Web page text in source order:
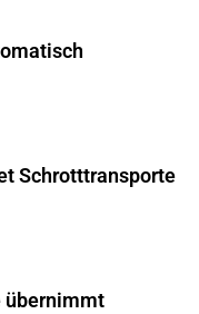
Schrotttransporte
übernimmt